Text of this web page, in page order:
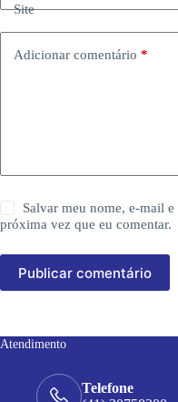
Site
Adicionar comentário *
Salvar meu nome, e-mail
próxima vez que eu comentar.
Publicar comentário
Atendimento
Telefone